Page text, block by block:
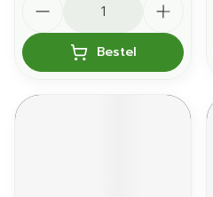
Bestel